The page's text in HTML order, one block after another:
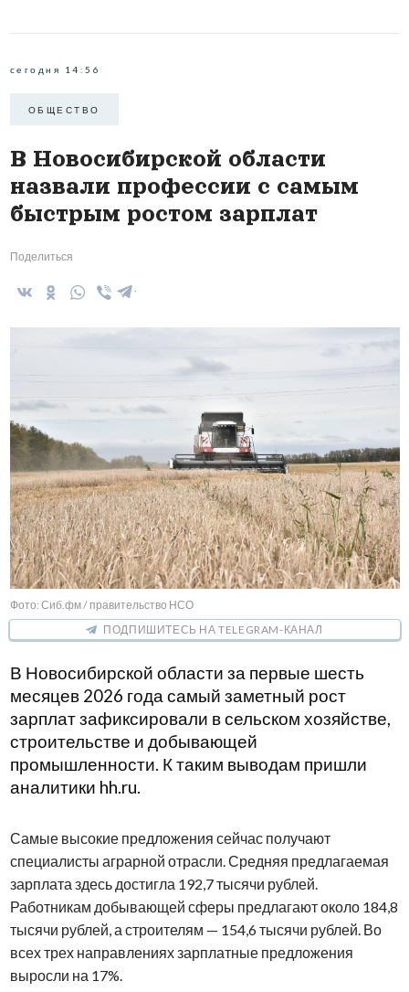
сегодня 14:56
ОБЩЕСТВО
В Новосибирской области
назвали профессии с самым
быстрым ростом зарплат
Поделиться
Фото: Сиб.фм / правительство НСО
ПОДПИШИТЕСЬ НА TELEGRAM-КАНАЛ
В Новосибирской области за первые шесть
месяцев 2026 года самый заметный рост
зарплат зафиксировали в сельском хозяйстве,
строительстве и добывающей
промышленности. К таким выводам пришли
аналитики hh.ru.
Самые высокие предложения сейчас получают
специалисты аграрной отрасли. Средняя предлагаемая
зарплата здесь достигла 192,7 тысячи рублей.
Работникам добывающей сферы предлагают около 184,8
тысячи рублей, а строителям — 154,6 тысячи рублей. Во
всех трех направлениях зарплатные предложения
выросли на 17%.